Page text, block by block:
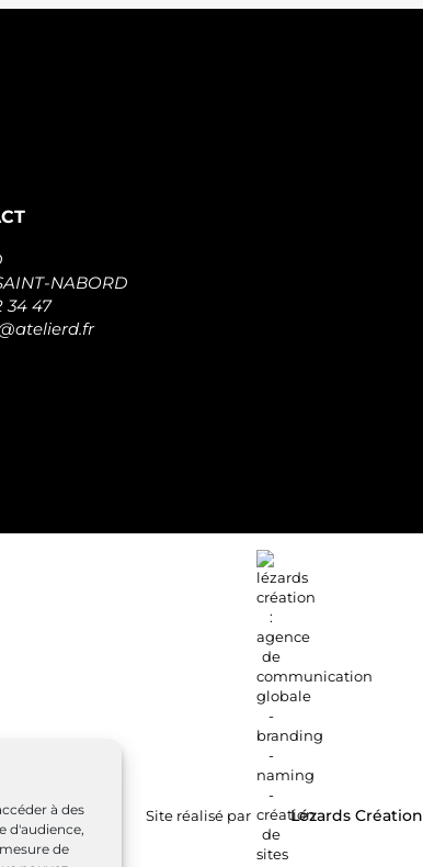
à des
d'audience,
de
NABORD
34 47
Site réalisé par Lézards Création